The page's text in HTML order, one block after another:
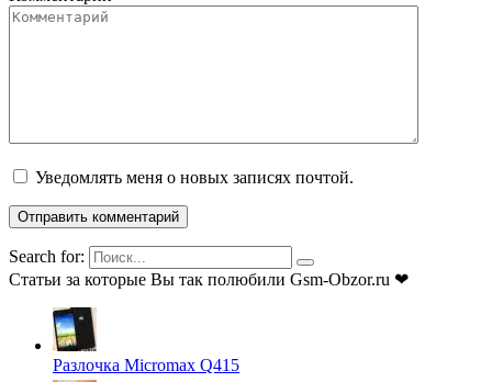
Уведомлять меня о новых записях почтой.
Search for:
Статьи за которые Вы так полюбили Gsm-Obzor.ru ❤
Разлочка Micromax Q415